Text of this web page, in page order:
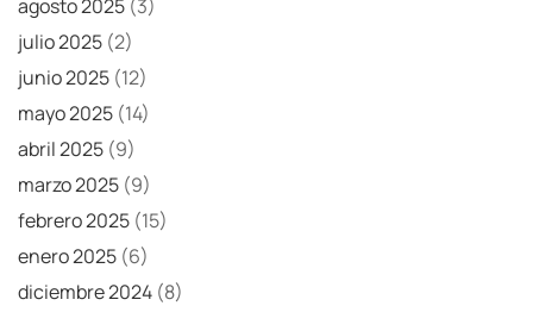
agosto 2025 (3)
julio 2025 (2)
junio 2025 (12)
mayo 2025 (14)
abril 2025 (9)
marzo 2025 (9)
febrero 2025 (15)
enero 2025 (6)
diciembre 2024 (8)